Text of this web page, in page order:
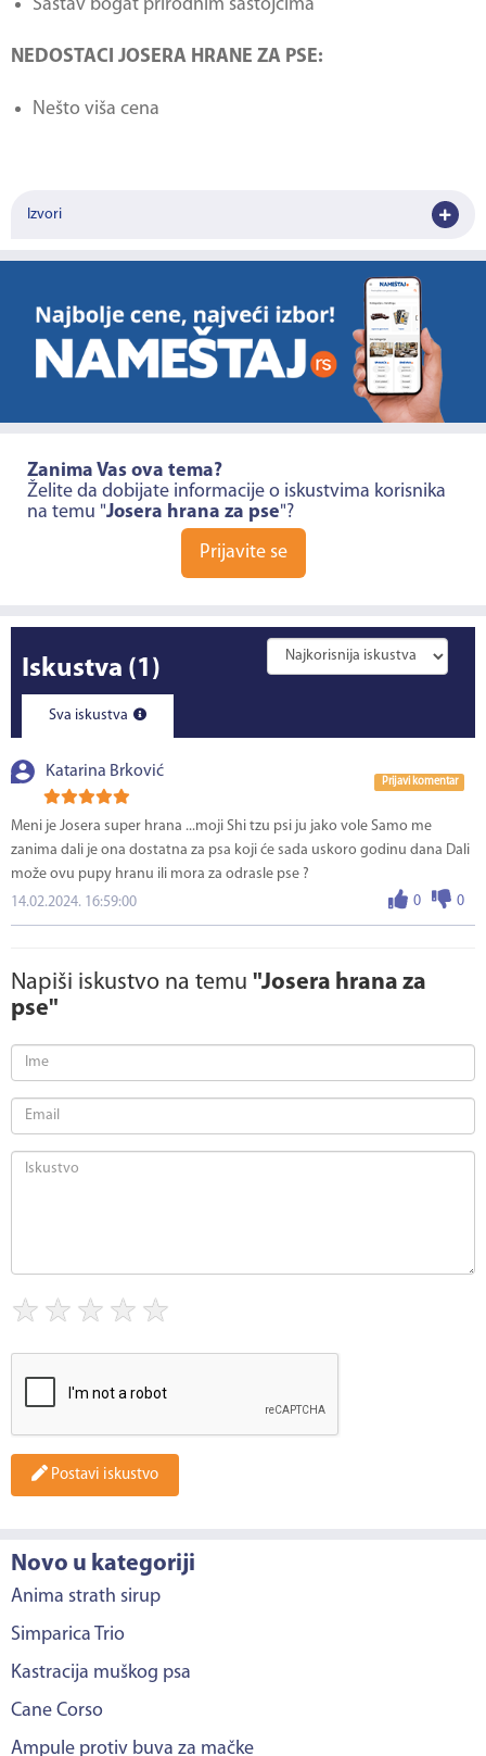
Sastav bogat prirodnim sastojcima
NEDOSTACI JOSERA HRANE ZA PSE:
Nešto viša cena
Izvori
Zanima Vas ova tema?
Želite da dobijate informacije o iskustvima korisnika
na temu "Josera hrana za pse"?
Prijavite se
Iskustva (1)
Sva iskustva
Katarina Brković
Prijavi komentar
Meni je Josera super hrana ...moji Shi tzu psi ju jako vole Samo me
zanima dali je ona dostatna za psa koji će sada uskoro godinu dana Dali
može ovu pupy hranu ili mora za odrasle pse ?
0
0
14.02.2024. 16:59:00
Napiši iskustvo na temu "Josera hrana za
pse"
★ ★ ★ ★ ★
Postavi iskustvo
Novo u kategoriji
Anima strath sirup
Simparica Trio
Kastracija muškog psa
Cane Corso
Ampule protiv buva za mačke